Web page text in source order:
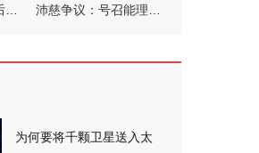
沛慈争议：号召能理智
为何要将千颗卫星送入太